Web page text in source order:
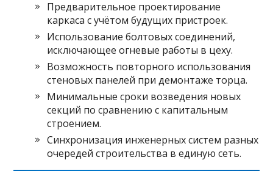
Предварительное проектирование
каркаса с учётом будущих пристроек.
Использование болтовых соединений,
исключающее огневые работы в цеху.
Возможность повторного использования
стеновых панелей при демонтаже торца.
Минимальные сроки возведения новых
секций по сравнению с капитальным
строением.
Синхронизация инженерных систем разных
очередей строительства в единую сеть.